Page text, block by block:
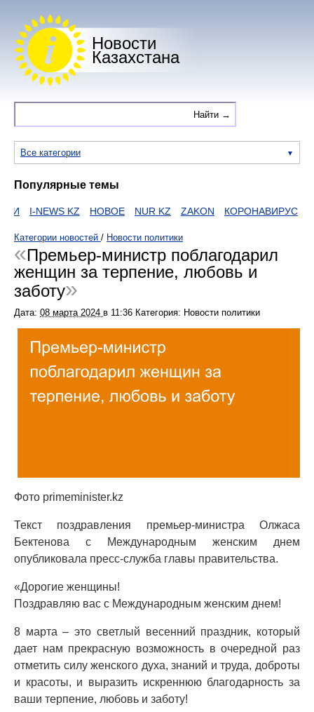
Новости
Казахстана
Все категории
Популярные темы
I-NEWS KZ НОВОЕ NUR KZ ZAKON КОРОНАВИРУС
Категории новостей / Новости политики
Премьер-министр поблагодарил
женщин за терпение, любовь и
заботу
Дата: 08 марта 2024 в 11:36 Категория: Новости политики
Фото primeminister.kz
Текст поздравления премьер-министра Олжаса
Бектенова с Международным женским днем
опубликовала пресс-служба главы правительства.
«Дорогие женщины!
Поздравляю вас с Международным женским днем!
8 марта – это светлый весенний праздник, который
дает нам прекрасную возможность в очередной раз
отметить силу женского духа, знаний и труда, доброты
и красоты, и выразить искреннюю благодарность за
ваши терпение, любовь и заботу!